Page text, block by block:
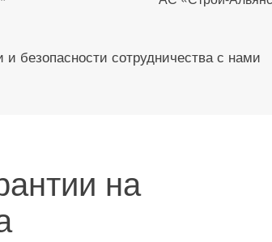
безопасности сотрудничества с нами
на